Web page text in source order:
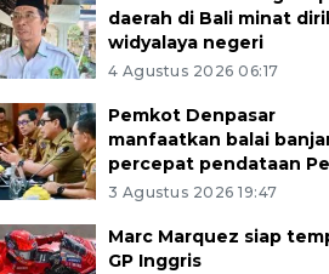
daerah di Bali minat
widyalaya negeri
4 Agustus 2026 06:17
Pemkot Denpasar
manfaatkan balai
percepat pendataan
3 Agustus 2026 19:47
Marc Marquez siap
GP Inggris